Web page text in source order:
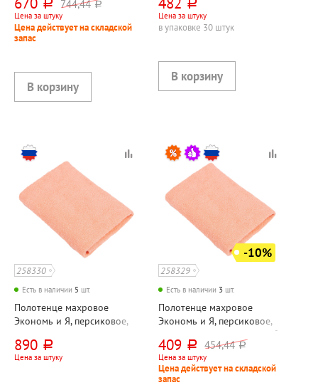
350г⁄м²руб. 744,44 руб.
Цена за штуку
Цена действует на складской
запас
АРМЕНИЯ
руб.
Цена за штуку
в упаковке 30 штук
258330
Есть в наличии 5 шт.
Полотенце махровое
Экономь и Я, персиковое,
350г⁄м², АРМЕНИЯ
890 руб.
Цена за штуку
-10%
258329
Есть в наличии 3 шт.
Полотенце махровое
Экономь и Я, персиковое,
90см*50см, хлопок, 350г⁄м²,
АРМЕНИЯ
409 руб. 454,44 руб.
Цена за штуку
Цена действует на складской
запас